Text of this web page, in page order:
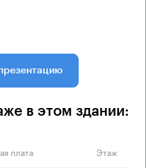
в этом здании:
плата Этаж